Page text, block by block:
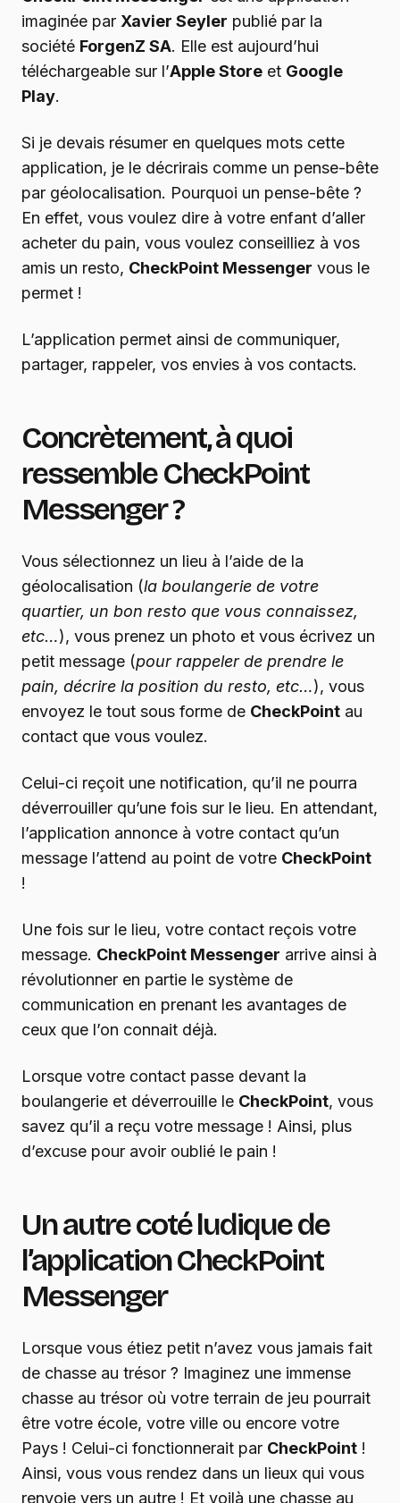
imaginée par Xavier Seyler publié par la
société ForgenZ SA. Elle est aujourd’hui
téléchargeable sur l’Apple Store et Google
Play.
Si je devais résumer en quelques mots cette
application, je le décrirais comme un pense-bête
par géolocalisation. Pourquoi un pense-bête ?
En effet, vous voulez dire à votre enfant d’aller
acheter du pain, vous voulez conseilliez à vos
amis un resto, CheckPoint Messenger vous le
permet !
L’application permet ainsi de communiquer,
partager, rappeler, vos envies à vos contacts.
Concrètement, à quoi
ressemble CheckPoint
Messenger ?
Vous sélectionnez un lieu à l’aide de la
géolocalisation (la boulangerie de votre
quartier, un bon resto que vous connaissez,
etc…), vous prenez un photo et vous écrivez un
petit message (pour rappeler de prendre le
pain, décrire la position du resto, etc…), vous
envoyez le tout sous forme de CheckPoint au
contact que vous voulez.
Celui-ci reçoit une notification, qu’il ne pourra
déverrouiller qu’une fois sur le lieu. En attendant,
l’application annonce à votre contact qu’un
message l’attend au point de votre CheckPoint
!
Une fois sur le lieu, votre contact reçois votre
message. CheckPoint Messenger arrive ainsi à
révolutionner en partie le système de
communication en prenant les avantages de
ceux que l’on connait déjà.
Lorsque votre contact passe devant la
boulangerie et déverrouille le CheckPoint, vous
savez qu’il a reçu votre message ! Ainsi, plus
d’excuse pour avoir oublié le pain !
Un autre coté ludique de
l’application CheckPoint
Messenger
Lorsque vous étiez petit n’avez vous jamais fait
de chasse au trésor ? Imaginez une immense
chasse au trésor où votre terrain de jeu pourrait
être votre école, votre ville ou encore votre
Pays ! Celui-ci fonctionnerait par CheckPoint !
Ainsi, vous vous rendez dans un lieux qui vous
renvoie vers un autre ! Et voilà une chasse au